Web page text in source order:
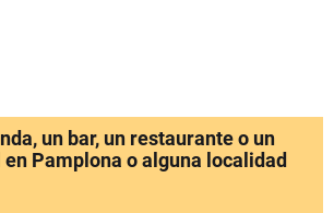
un bar, un restaurante o un
Pamplona o alguna localidad